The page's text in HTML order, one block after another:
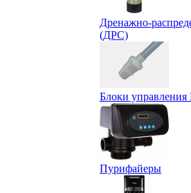
Дренажно-
(ДРС)
Блоки
Пурифайеры